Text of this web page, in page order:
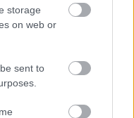
storage
on web or
sent to
szervezniük a
Márki-Zay Péter is